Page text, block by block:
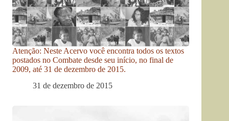
Atenção: Neste Acervo você encontra todos os textos
postados no Combate desde seu início, no final de
2009, até 31 de dezembro de 2015.
31 de dezembro de 2015